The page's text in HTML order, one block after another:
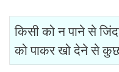
किसी को न पाने से
को पाकर खो देने से कुछ